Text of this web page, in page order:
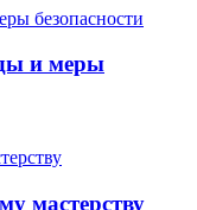
и меры
мастерству